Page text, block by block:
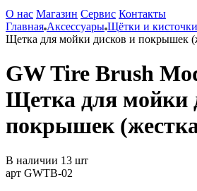
О нас Магазин Сервис Контакты
Главная Аксессуары Щётки и кисточки
Щетка для мойки дисков и покрышек
GW Tire Brush
Щетка для мойки
покрышек
В наличии 13 шт
арт GWTB-02